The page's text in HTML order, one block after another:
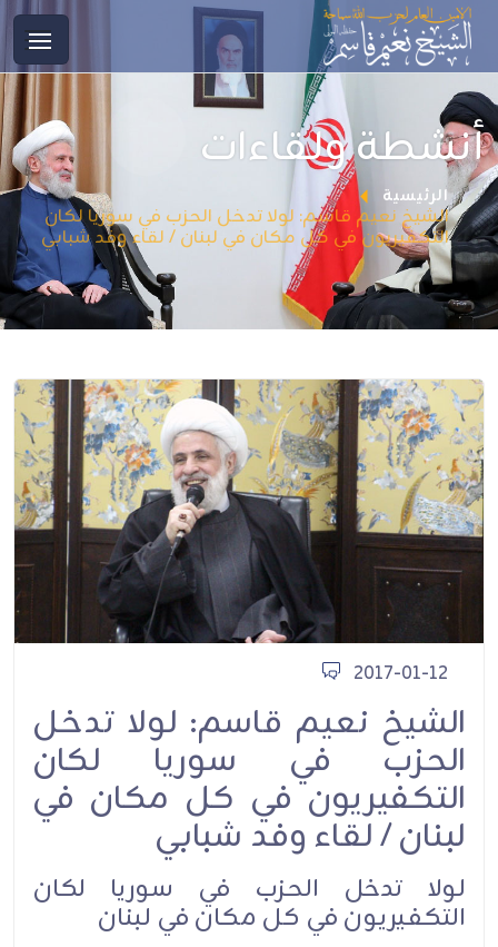
أنشطة ولقاءات
الرئيسية
الشيخ نعيم قاسم: لولا تدخل الحزب في سوريا لكان
التكفيريون في كل مكان في لبنان / لقاء وفد شبابي
2017-01-12
الشيخ نعيم قاسم: لولا تدخل
الحزب في سوريا لكان
التكفيريون في كل مكان في
لبنان / لقاء وفد شبابي
لولا تدخل الحزب في سوريا لكان
التكفيريون في كل مكان في لبنان